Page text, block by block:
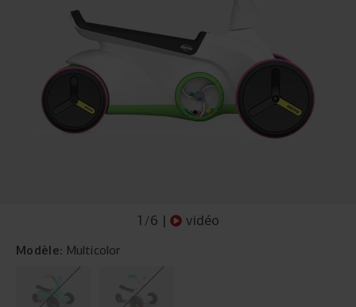
1 /6 | vidéo
Modèle: Multicolor